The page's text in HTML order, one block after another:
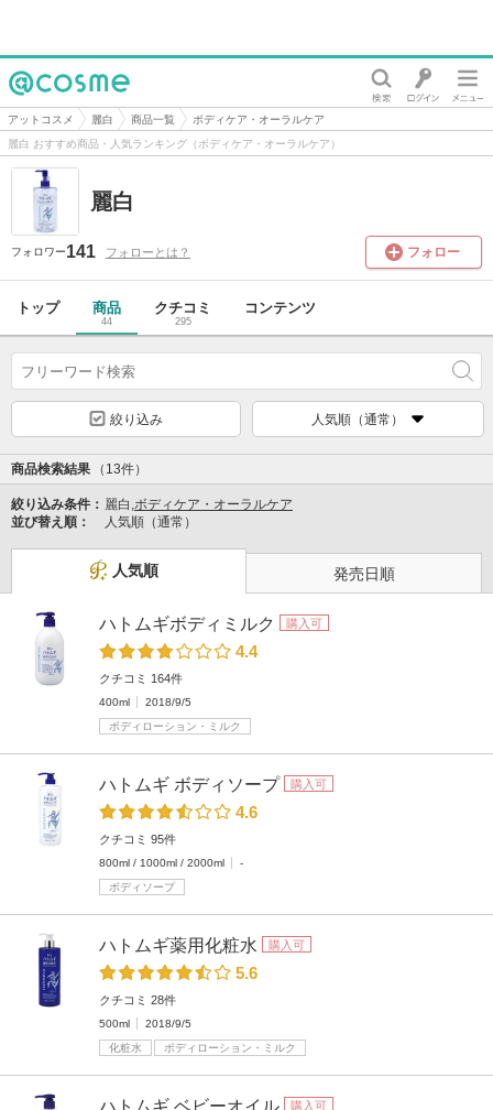
@cosme
アットコスメ 麗白 商品一覧
ボディケア・オーラルケア
麗白 おすすめ商品・人気ランキング（ボディケア・オーラルケア）
麗白
フォロワー141 フォローとは？ フォロー
トップ 商品
44
クチコミ
295
コンテンツ
絞り込み 人気順（通常）
商品検索結果 （13件）
絞り込み条件： 麗白,ボディケア・オーラルケア
並び替え順：
人気順（通常）
人気順 発売日順
ハトムギボディミルク 購入可
4.4
クチコミ 164件
400ml
2018/9/5
ボディローション・ミルク
ハトムギ ボディソープ 購入可
4.6
クチコミ 95件
800ml / 1000ml / 2000ml
-
ボディソープ
ハトムギ薬用化粧水 購入可
5.6
クチコミ 28件
500ml
2018/9/5
化粧水
ボディローション・ミルク
ハトムギ ベビーオイル 購入可